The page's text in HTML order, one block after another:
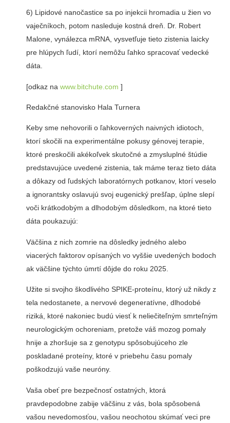
6) Lipidové nanočastice sa po injekcii hromadia u žien vo
vaječníkoch, potom nasleduje kostná dreň. Dr. Robert
Malone, vynálezca mRNA, vysvetľuje tieto zistenia laicky
pre hlúpych ľudí, ktorí nemôžu ľahko spracovať vedecké
dáta.
[odkaz na www.bitchute.com ]
Redakčné stanovisko Hala Turnera
Keby sme nehovorili o ľahkoverných naivných idiotoch,
ktorí skočili na experimentálne pokusy génovej terapie,
ktoré preskočili akékoľvek skutočné a zmysluplné štúdie
predstavujúce uvedené zistenia, tak máme teraz tieto dáta
a dôkazy od ľudských laboratórnych potkanov, ktorí veselo
a ignorantsky oslavujú svoj eugenický prešľap, úplne slepí
voči krátkodobým a dlhodobým dôsledkom, na ktoré tieto
dáta poukazujú:
Väčšina z nich zomrie na dôsledky jedného alebo
viacerých faktorov opísaných vo vyššie uvedených bodoch
ak väčšine týchto úmrtí dôjde do roku 2025.
Užite si svojho škodlivého SPIKE-proteínu, ktorý už nikdy z
tela nedostanete, a nervové degeneratívne, dlhodobé
riziká, ktoré nakoniec budú viesť k neliečiteľným smrteľným
neurologickým ochoreniam, pretože váš mozog pomaly
hnije a zhoršuje sa z genotypu spôsobujúceho zle
poskladané proteíny, ktoré v priebehu času pomaly
poškodzujú vaše neuróny.
Vaša obeť pre bezpečnosť ostatných, ktorá
pravdepodobne zabije väčšinu z vás, bola spôsobená
vašou nevedomosťou, vašou neochotou skúmať veci pre